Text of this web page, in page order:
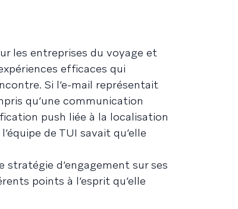
les entreprises du voyage et
efficaces qui
Si l’e-mail représentait
qu’une communication
push liée à la localisation
de TUI savait qu’elle
d’engagement sur ses
points à l’esprit qu’elle